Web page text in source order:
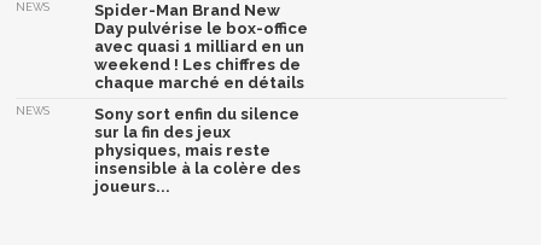
NEWS
Spider-Man Brand New
Day pulvérise le box-office
avec quasi 1 milliard en un
weekend ! Les chiffres de
chaque marché en détails
NEWS
Sony sort enfin du silence
sur la fin des jeux
physiques, mais reste
insensible à la colère des
joueurs...